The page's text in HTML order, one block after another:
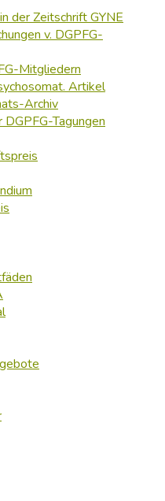
der Zeitschrift GYNE
v. DGPFG-
Mitgliedern
Artikel
Archiv
DGPFG-Tagungen